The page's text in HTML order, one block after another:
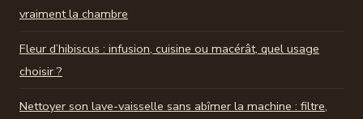
vraiment la chambre
Fleur d’hibiscus : infusion, cuisine ou macérât, quel usage
choisir ?
Nettoyer son lave-vaisselle sans abîmer la machine : filtre,